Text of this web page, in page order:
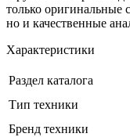
только оригинальные
но и качественные
Характеристики
Раздел каталога
Тип техники
Бренд техники